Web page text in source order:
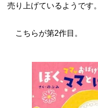
売り上げているようです。
こちらが第2作目。